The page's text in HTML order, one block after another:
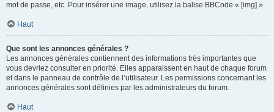
mot de passe, etc. Pour insérer une image, utilisez la balise BBCode « [img] ».
Haut
Que sont les annonces générales ?
Les annonces générales contiennent des informations très importantes que
vous devriez consulter en priorité. Elles apparaissent en haut de chaque forum
et dans le panneau de contrôle de l’utilisateur. Les permissions concernant les
annonces générales sont définies par les administrateurs du forum.
Haut